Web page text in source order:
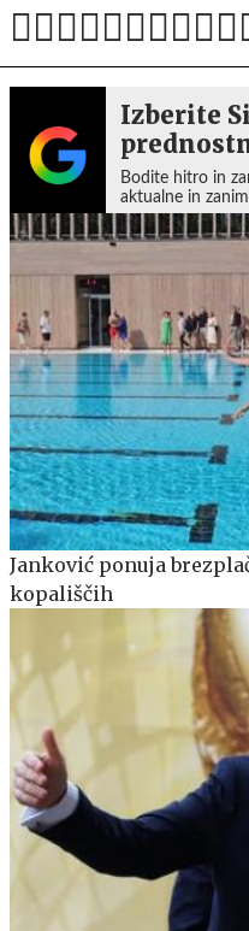
Izberite
Bodite hitro in
aktualne in
Janković ponuja
kopališčih